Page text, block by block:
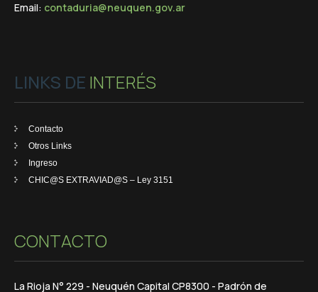
Email: contaduria@neuquen.gov.ar
LINKS DE INTERÉS
Contacto
Otros Links
Ingreso
CHIC@S EXTRAVIAD@S – Ley 3151
CONTACTO
La Rioja N° 229 - Neuquén Capital CP8300 - Padrón de